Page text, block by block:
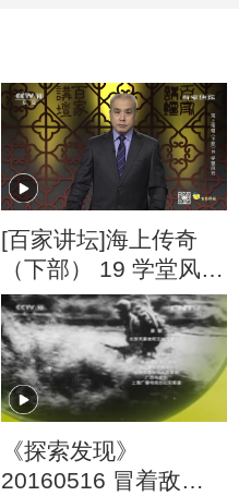
[百家讲坛]海上传奇
（下部） 19 学堂风云
杨用霖最后的决断
《探索发现》
20160516 冒着敌人